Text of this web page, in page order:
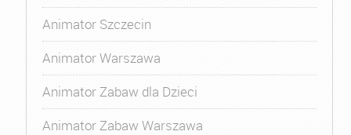
Animator Szczecin
Animator Warszawa
Animator Zabaw dla Dzieci
Animator Zabaw Warszawa